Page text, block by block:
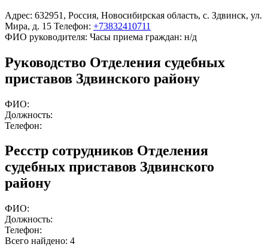
Адрес: 632951 , Россия, Новосибирская область, с. Здвинск, ул.
Мира, д. 15 Телефон: +73832410711
ФИО руководителя: Часы приема граждан: н/д
Руководство Отделения судебных
приставов Здвинского району
ФИО:
Должность:
Телефон:
Ресстр сотрудников Отделения
судебных приставов Здвинского
району
ФИО:
Должность:
Телефон:
Всего найдено: 4